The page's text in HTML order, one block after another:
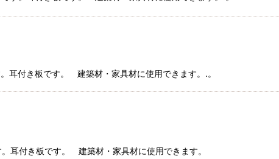
付き板です。 建築材・家具材に使用できます。.。
付き板です。 建築材・家具材に使用できます。